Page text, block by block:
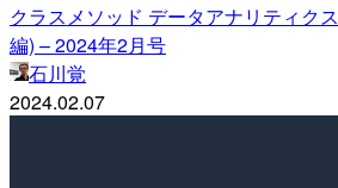
クラスメソッド データアナリティク
編) – 2024年2月号
石川覚
2024.02.07